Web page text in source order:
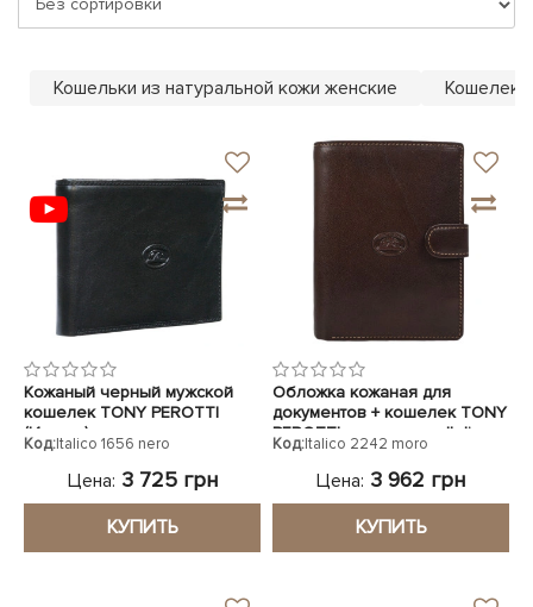
Показать все
Показать все
ЧЕХЛЫ ДЛЯ НОУТБУКОВ
Кошельки из натуральной кожи женские Кошелек
Кожаный черный мужской
кошелек TONY PEROTTI
(Италия)
Код:Italico 1656 nero
Цена: 3 725 грн
КУПИТЬ
Обложка кожаная для
документов + кошелек TONY
PEROTTI коричневая Italico
2242 moro
Код:Italico 2242 moro
Цена: 3 962 грн
КУПИТЬ